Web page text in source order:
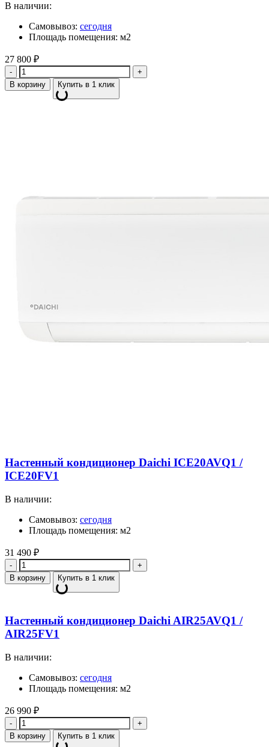
В наличии:
Самовывоз: сегодня
Площадь помещения: м2
27 800 ₽
Количество
В корзину Купить в 1 клик
Настенный кондиционер Daichi ICE20AVQ1 /
ICE20FV1
В наличии:
Самовывоз: сегодня
Площадь помещения: м2
31 490 ₽
Количество
В корзину Купить в 1 клик
Настенный кондиционер Daichi AIR25AVQ1 /
AIR25FV1
В наличии:
Самовывоз: сегодня
Площадь помещения: м2
26 990 ₽
Количество
В корзину Купить в 1 клик